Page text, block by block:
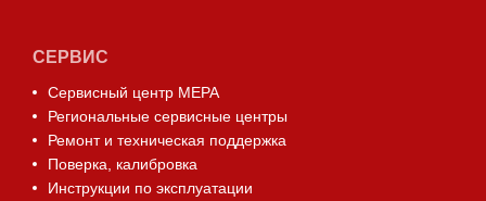
СЕРВИС
Сервисный центр МЕРА
Региональные сервисные центры
Ремонт и техническая поддержка
Поверка, калибровка
Инструкции по эксплуатации